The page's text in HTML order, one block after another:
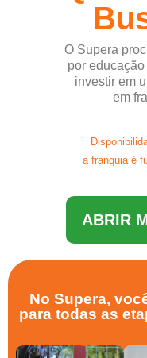
O Supera
por
investir em
em
a franquia é
ABRIR
No Supera,
para todas as